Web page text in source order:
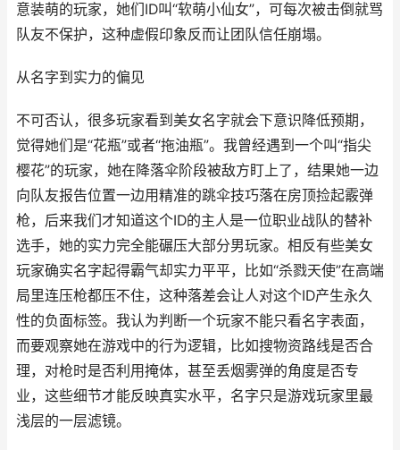
意装萌的玩家，她们ID叫“软萌小仙女”，可每次被击倒就骂
队友不保护，这种虚假印象反而让团队信任崩塌。
从名字到实力的偏见
不可否认，很多玩家看到美女名字就会下意识降低预期，
觉得她们是“花瓶”或者“拖油瓶”。我曾经遇到一个叫“指尖
樱花”的玩家，她在降落伞阶段被敌方盯上了，结果她一边
向队友报告位置一边用精准的跳伞技巧落在房顶捡起霰弹
枪，后来我们才知道这个ID的主人是一位职业战队的替补
选手，她的实力完全能碾压大部分男玩家。相反有些美女
玩家确实名字起得霸气却实力平平，比如“杀戮天使”在高端
局里连压枪都压不住，这种落差会让人对这个ID产生永久
性的负面标签。我认为判断一个玩家不能只看名字表面，
而要观察她在游戏中的行为逻辑，比如搜物资路线是否合
理，对枪时是否利用掩体，甚至丢烟雾弹的角度是否专
业，这些细节才能反映真实水平，名字只是游戏玩家里最
浅层的一层滤镜。